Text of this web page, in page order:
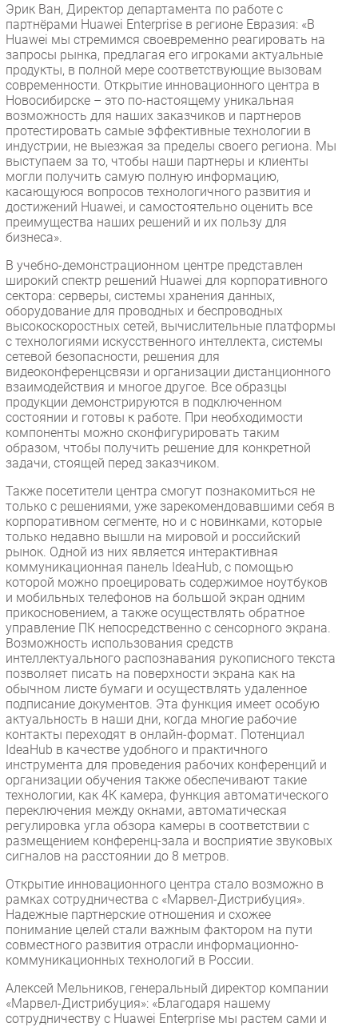
Новости
Аналитика
Интервью
Мероприятия
Проекты
IT класс
Тестовый стенд
Каталог компаний
Эрик Ван, Директор департамента по работе с
партнёрами Huawei Enterprise в регионе Евразия: «В
Huawei мы стремимся своевременно реагировать на
запросы рынка, предлагая его игроками актуальные
продукты, в полной мере соответствующие вызовам
современности. Открытие инновационного центра в
Новосибирске – это по-настоящему уникальная
возможность для наших заказчиков и партнеров
протестировать самые эффективные технологии в
индустрии, не выезжая за пределы своего региона. Мы
выступаем за то, чтобы наши партнеры и клиенты
могли получить самую полную информацию,
касающуюся вопросов технологичного развития и
достижений Huawei, и самостоятельно оценить все
преимущества наших решений и их пользу для
бизнеса».
В учебно-демонстрационном центре представлен
широкий спектр решений Huawei для корпоративного
сектора: серверы, системы хранения данных,
оборудование для проводных и беспроводных
высокоскоростных сетей, вычислительные платформы
с технологиями искусственного интеллекта, системы
сетевой безопасности, решения для
видеоконференцсвязи и организации дистанционного
взаимодействия и многое другое. Все образцы
продукции демонстрируются в подключенном
состоянии и готовы к работе. При необходимости
компоненты можно сконфигурировать таким
образом, чтобы получить решение для конкретной
задачи, стоящей перед заказчиком.
Также посетители центра смогут познакомиться не
только с решениями, уже зарекомендовавшими себя в
корпоративном сегменте, но и с новинками, которые
только недавно вышли на мировой и российский
рынок. Одной из них является интерактивная
коммуникационная панель IdeaHub, с помощью
которой можно проецировать содержимое ноутбуков
и мобильных телефонов на большой экран одним
прикосновением, а также осуществлять обратное
управление ПК непосредственно с сенсорного экрана.
Возможность использования средств
интеллектуального распознавания рукописного текста
позволяет писать на поверхности экрана как на
обычном листе бумаги и осуществлять удаленное
подписание документов. Эта функция имеет особую
актуальность в наши дни, когда многие рабочие
контакты переходят в онлайн-формат. Потенциал
IdeaHub в качестве удобного и практичного
инструмента для проведения рабочих конференций и
организации обучения также обеспечивают такие
технологии, как 4К камера, функция автоматического
переключения между окнами, автоматическая
регулировка угла обзора камеры в соответствии с
размещением конференц-зала и восприятие звуковых
сигналов на расстоянии до 8 метров.
Открытие инновационного центра стало возможно в
рамках сотрудничества с «Марвел-Дистрибуция».
Надежные партнерские отношения и схожее
понимание целей стали важным фактором на пути
совместного развития отрасли информационно-
коммуникационных технологий в России.
Алексей Мельников, генеральный директор компании
«Марвел-Дистрибуция»: «Благодаря нашему
сотрудничеству с Huawei Enterprise мы растем сами и